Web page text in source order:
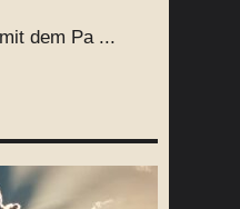
dem Pa ...